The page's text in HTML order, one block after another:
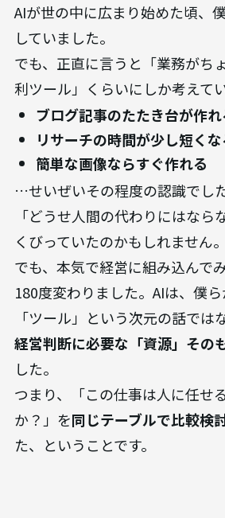
AIが世の中に広まり始めた頃、
していました。
でも、正直に言うと「業務がち
利ツール」くらいにしか考えて
ブログ記事のたたき台が作れ
リサーチの時間が少し短くな
簡単な画像ならすぐ作れる
…せいぜいその程度の認識でし
「どうせ人間の代わりにはなら
くびっていたのかもしれません。
でも、本気で経営に組み込んで
180度変わりました。AIは、僕
「ツール」という次元の話では
経営判断に必要な「資源」その
した。
つまり、「この仕事は人に任せ
か？」を同じテーブルで比較検
た、ということです。